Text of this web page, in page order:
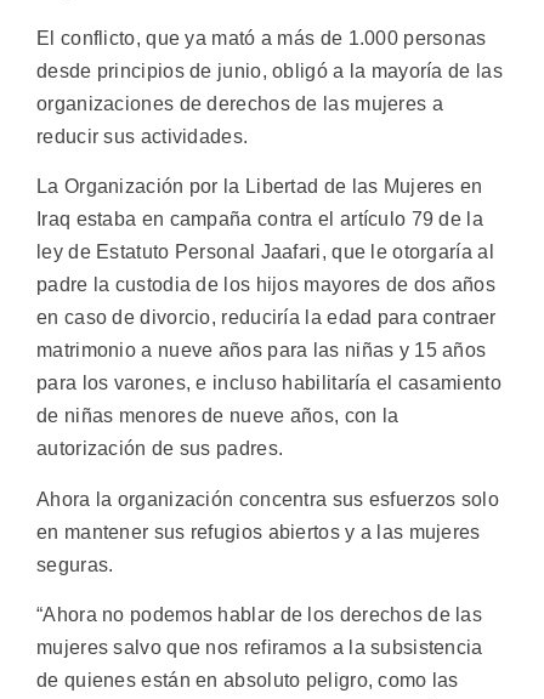
El conflicto, que ya mató a más de 1.000 personas
desde principios de junio, obligó a la mayoría de las
organizaciones de derechos de las mujeres a
reducir sus actividades.
La Organización por la Libertad de las Mujeres en
Iraq estaba en campaña contra el artículo 79 de la
ley de Estatuto Personal Jaafari, que le otorgaría al
padre la custodia de los hijos mayores de dos años
en caso de divorcio, reduciría la edad para contraer
matrimonio a nueve años para las niñas y 15 años
para los varones, e incluso habilitaría el casamiento
de niñas menores de nueve años, con la
autorización de sus padres.
Ahora la organización concentra sus esfuerzos solo
en mantener sus refugios abiertos y a las mujeres
seguras.
“Ahora no podemos hablar de los derechos de las
mujeres salvo que nos refiramos a la subsistencia
de quienes están en absoluto peligro, como las